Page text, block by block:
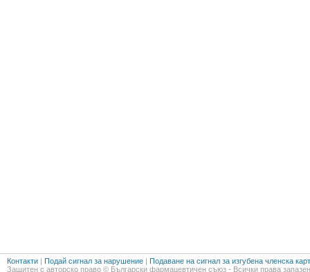
Контакти | Подай сигнал за нарушение | Подаване на сигнал за изгубена членска
Защитен с авторско право © Български фармацевтичен съюз - Всички права